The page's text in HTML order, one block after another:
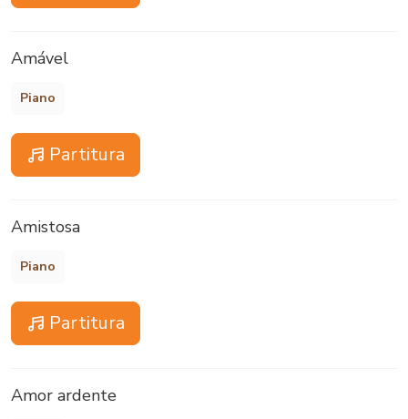
Amável
Piano
Partitura
Amistosa
Piano
Partitura
Amor ardente